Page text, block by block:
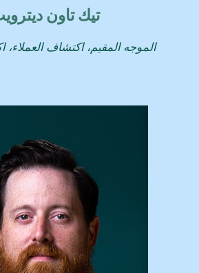
تيك تاون ديترويت
الموجه المقيم، اكتشاف العملاء،